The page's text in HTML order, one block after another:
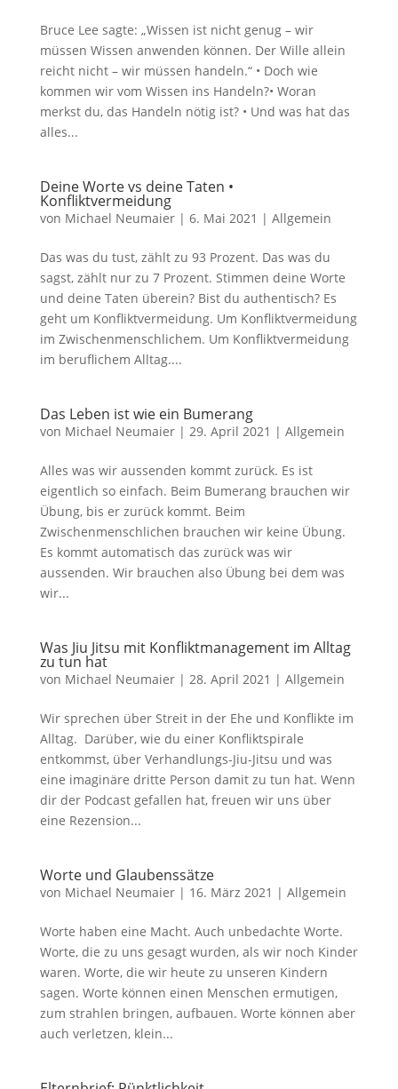
Bruce Lee sagte: „Wissen ist nicht genug – wir
müssen Wissen anwenden können. Der Wille allein
reicht nicht – wir müssen handeln.“ • Doch wie
kommen wir vom Wissen ins Handeln?• Woran
merkst du, das Handeln nötig ist? • Und was hat das
alles...
Deine Worte vs deine Taten •
Konfliktvermeidung
von Michael Neumaier| 6. Mai 2021 | Allgemein
Das was du tust, zählt zu 93 Prozent. Das was du
sagst, zählt nur zu 7 Prozent. Stimmen deine Worte
und deine Taten überein? Bist du authentisch? Es
geht um Konfliktvermeidung. Um Konfliktvermeidung
im Zwischenmenschlichem. Um Konfliktvermeidung
im beruflichem Alltag....
Das Leben ist wie ein Bumerang
von Michael Neumaier| 29. April 2021 | Allgemein
Alles was wir aussenden kommt zurück. Es ist
eigentlich so einfach. Beim Bumerang brauchen wir
Übung, bis er zurück kommt. Beim
Zwischenmenschlichen brauchen wir keine Übung.
Es kommt automatisch das zurück was wir
aussenden. Wir brauchen also Übung bei dem was
wir...
Was Jiu Jitsu mit Konfliktmanagement im Alltag
zu tun hat
von Michael Neumaier| 28. April 2021 | Allgemein
Wir sprechen über Streit in der Ehe und Konflikte im
Alltag. Darüber, wie du einer Konfliktspirale
entkommst, über Verhandlungs-Jiu-Jitsu und was
eine imaginäre dritte Person damit zu tun hat. Wenn
dir der Podcast gefallen hat, freuen wir uns über
eine Rezension...
Worte und Glaubenssätze
von Michael Neumaier| 16. März 2021 | Allgemein
Worte haben eine Macht. Auch unbedachte Worte.
Worte, die zu uns gesagt wurden, als wir noch Kinder
waren. Worte, die wir heute zu unseren Kindern
sagen. Worte können einen Menschen ermutigen,
zum strahlen bringen, aufbauen. Worte können aber
auch verletzen, klein...